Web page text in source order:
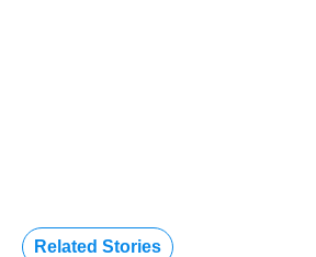
Related Stories